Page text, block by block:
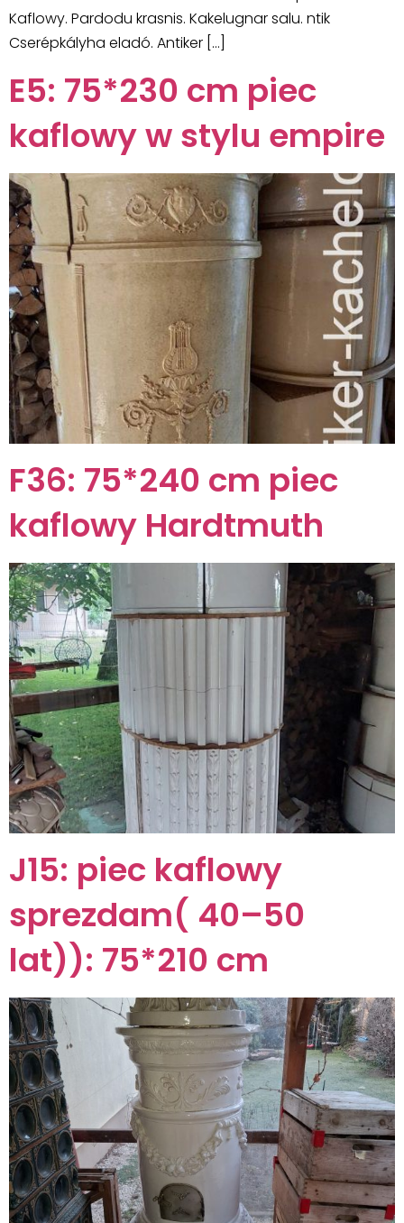
Kaflowy. Pardodu krasnis. Kakelugnar salu. ntik
Cserépkályha eladó. Antiker […]
E5: 75*230 cm piec
kaflowy w stylu empire
F36: 75*240 cm piec
kaflowy Hardtmuth
J15: piec kaflowy
sprezdam( 40–50
lat)): 75*210 cm